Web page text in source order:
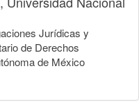
Jurídicas y
de Derechos
de México